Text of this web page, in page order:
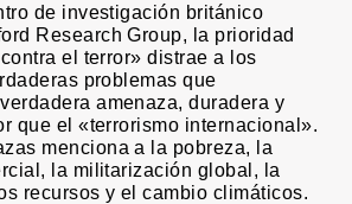
de investigación británico
Research Group, la prioridad
el terror» distrae a los
problemas que
amenaza, duradera y
que el «terrorismo internacional».
menciona a la pobreza, la
la militarización global, la
recursos y el cambio climáticos.